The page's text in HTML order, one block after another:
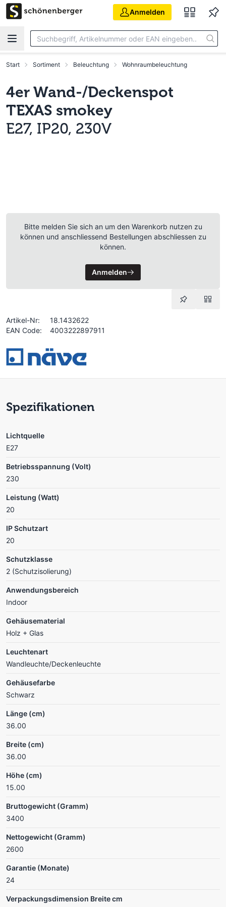
Zum Hauptinhalt springen
Anmelden
Start Sortiment Beleuchtung Wohnraumbeleuchtung
4er Wand-/Deckenspot
TEXAS smokey
E27, IP20, 230V
Bitte melden Sie sich an um den Warenkorb nutzen zu
können und anschliessend Bestellungen abschliessen zu
können.
Anmelden
Artikel-Nr:
18.1432622
EAN Code:
4003222897911
Spezifikationen
Lichtquelle
E27
Betriebsspannung (Volt)
230
Leistung (Watt)
20
IP Schutzart
20
Schutzklasse
2 (Schutzisolierung)
Anwendungsbereich
Indoor
Gehäusematerial
Holz + Glas
Leuchtenart
Wandleuchte/Deckenleuchte
Gehäusefarbe
Schwarz
Länge (cm)
36.00
Breite (cm)
36.00
Höhe (cm)
15.00
Bruttogewicht (Gramm)
3400
Nettogewicht (Gramm)
2600
Garantie (Monate)
24
Verpackungsdimension Breite cm